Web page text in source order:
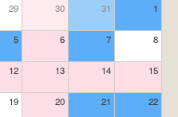
29 30 31 1
5 6 7 8
12 13 14 15
19 20 21 22